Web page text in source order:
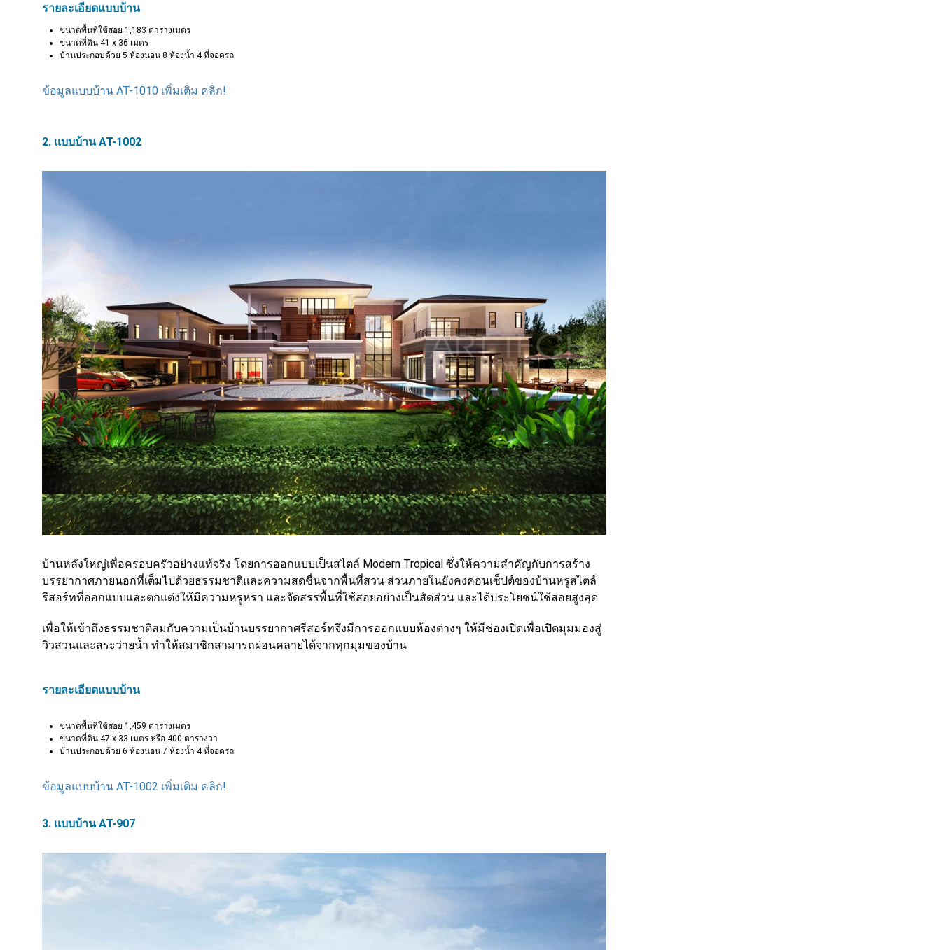
รายละเอียดแบบบ้าน
ขนาดพื้นที่ใช้สอย 1,183 ตารางเมตร
ขนาดที่ดิน 41 x 36 เมตร
บ้านประกอบด้วย 5 ห้องนอน 8 ห้องน้ำ 4 ที่จอดรถ
ข้อมูลแบบบ้าน AT-1010 เพิ่มเติม คลิก!
2. แบบบ้าน AT-1002
บ้านหลังใหญ่เพื่อครอบครัวอย่างแท้จริง โดยการออกแบบเป็นสไตล์ Modern Tropical ซึ่งให้ความสำคัญกับการสร้าง
บรรยากาศภายนอกที่เต็มไปด้วยธรรมชาติและความสดชื่นจากพื้นที่สวน ส่วนภายในยังคงคอนเซ็ปต์ของบ้านหรูสไตล์
รีสอร์ทที่ออกแบบและตกแต่งให้มีความหรูหรา และจัดสรรพื้นที่ใช้สอยอย่างเป็นสัดส่วน และได้ประโยชน์ใช้สอยสูงสุด
เพื่อให้เข้าถึงธรรมชาติสมกับความเป็นบ้านบรรยากาศรีสอร์ทจึงมีการออกแบบห้องต่างๆ ให้มีช่องเปิดเพื่อเปิดมุมมองสู่
วิวสวนและสระว่ายน้ำ ทำให้สมาชิกสามารถผ่อนคลายได้จากทุกมุมของบ้าน
รายละเอียดแบบบ้าน
ขนาดพื้นที่ใช้สอย 1,459 ตารางเมตร
ขนาดที่ดิน 47 x 33 เมตร หรือ 400 ตารางวา
บ้านประกอบด้วย 6 ห้องนอน 7 ห้องน้ำ 4 ที่จอดรถ
ข้อมูลแบบบ้าน AT-1002 เพิ่มเติม คลิก!
3. แบบบ้าน AT-907